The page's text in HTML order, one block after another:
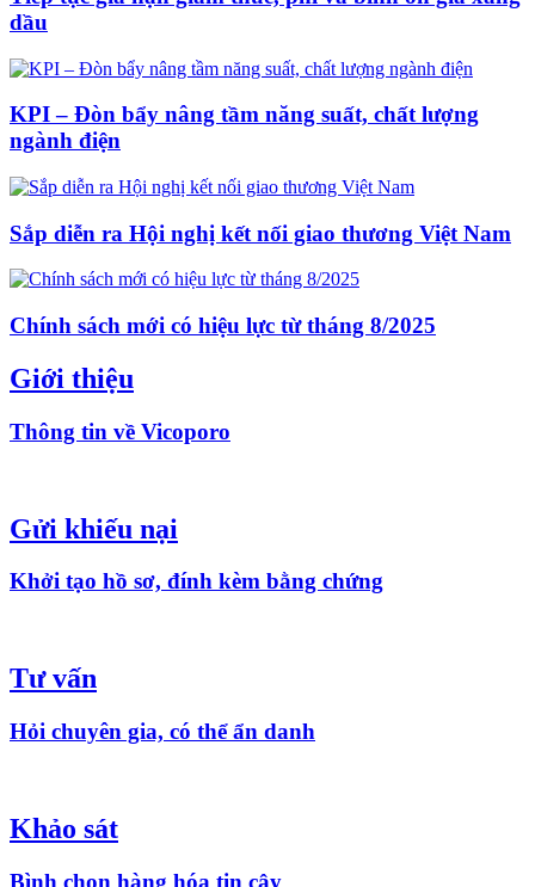
dầu
KPI – Đòn bẩy nâng tầm năng suất, chất lượng
ngành điện
Sắp diễn ra Hội nghị kết nối giao thương Việt Nam
Chính sách mới có hiệu lực từ tháng 8/2025
Giới thiệu
Thông tin về Vicoporo
Gửi khiếu nại
Khởi tạo hồ sơ, đính kèm bằng chứng
Tư vấn
Hỏi chuyên gia, có thể ẩn danh
Khảo sát
Bình chọn hàng hóa tin cậy